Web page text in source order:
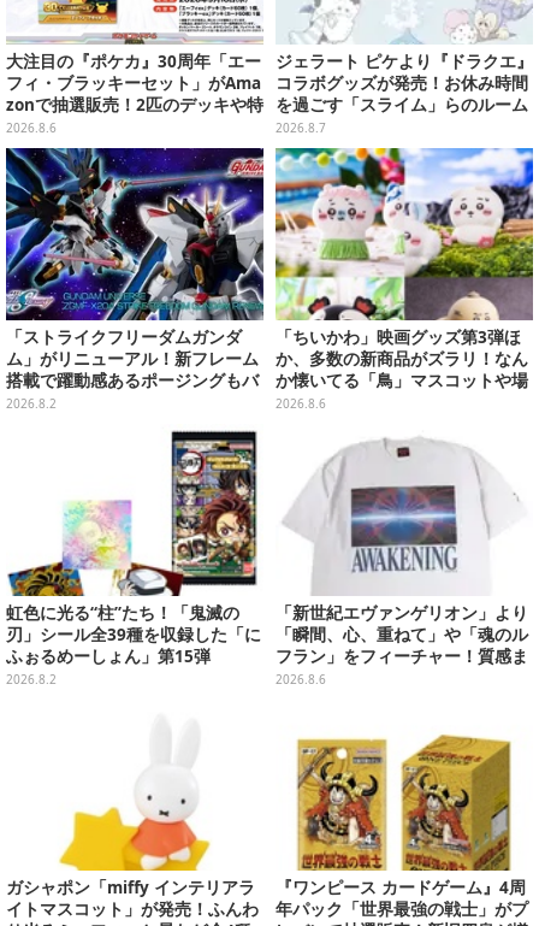
大注目の『ポケカ』30周年「エー
フィ・ブラッキーセット」がAma
zonで抽選販売！2匹のデッキや特
別カードを収録
2026.8.6
ジェラート ピケより『ドラクエ』
コラボグッズが発売！お休み時間
を過ごす「スライム」らのルーム
ウェア、雑貨など多数ラインナッ
プ
2026.8.7
「ストライクフリーダムガンダ
ム」がリニューアル！新フレーム
搭載で躍動感あるポージングもバ
ッチリ
2026.8.2
「ちいかわ」映画グッズ第3弾ほ
か、多数の新商品がズラリ！なん
か懐いてる「鳥」マスコットや場
面写アイテムなど必見のラインナ
2026.8.6
虹色に光る“柱”たち！「鬼滅の
刃」シール全39種を収録した「に
ふぉるめーしょん」第15弾
2026.8.2
「新世紀エヴァンゲリオン」より
「瞬間、心、重ねて」や「魂のル
フラン」をフィーチャー！質感ま
でこだわった高級Tシャツが8月7
2026.8.6
ガシャポン「miffy インテリアラ
イトマスコット」が発売！ふんわ
『ワンピース カードゲーム』4周
年パック「世界最強の戦士」がプ